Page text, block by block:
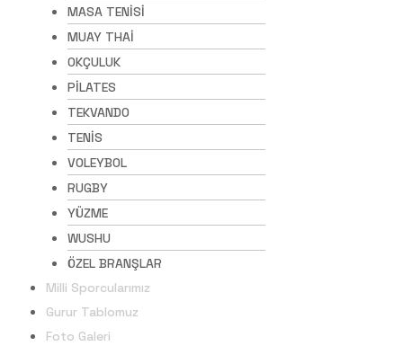
MASA TENİSİ
MUAY THAİ
OKÇULUK
PİLATES
TEKVANDO
TENİS
VOLEYBOL
RUGBY
YÜZME
WUSHU
ÖZEL BRANŞLAR
Milli Sporcularımız
Gurur Tablomuz
Foto Galeri